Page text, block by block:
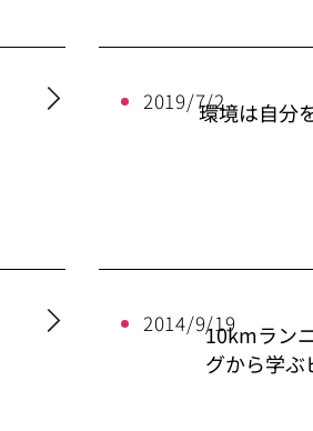
2019/7/2環境は自分
2014/9/1910kmラン
グから学ぶ